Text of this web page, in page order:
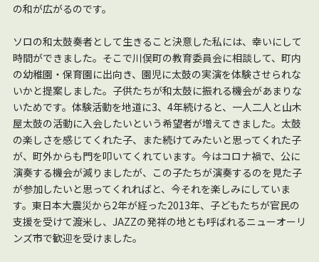
の和が広がるのです。
ソロの和太鼓奏者として生きること決意した私には、幸いにして
時間ができました。そこで川俣町の教育委員会に相談して、町内
の幼稚園・保育園に出向き、園児に太鼓の実演を体験させられな
いかと提案しました。子供たちが和太鼓に振れる機会があまりな
いためです。体験活動を地道に3、4年続けると、一人二人と山木
屋太鼓の活動に入会したいという希望者が増えてきました。太鼓
の楽しさを感じてくれた子、また続けてみたいと思ってくれた子
が、町外からも門を叩いてくれています。今はコロナ禍で、公に
演奏する機会が減りましたが、この子たちが演奏するのを見た子
が参加したいと思ってくれればと、今それを楽しみにしていま
す。東日本大震災から2年が経った2013年、子どもたちが官民の
支援を受けて渡米し、JAZZの発祥の地とも呼ばれるニューオーリ
ンズ市で歓迎を受けました。